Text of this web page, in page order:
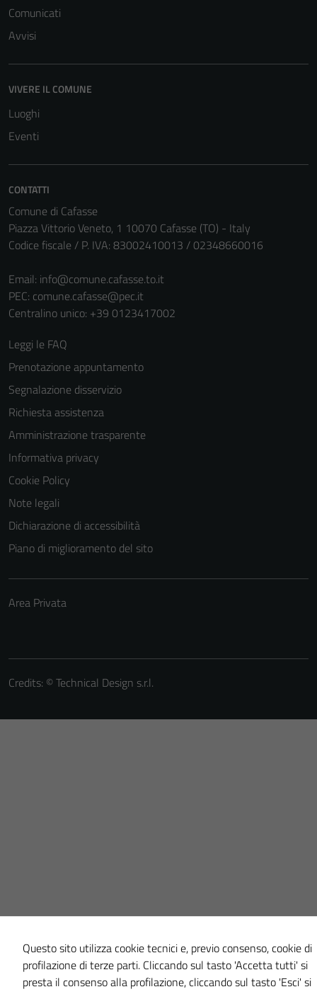
Comunicati
Avvisi
VIVERE IL COMUNE
Luoghi
Eventi
CONTATTI
Comune di Cafasse
Piazza Vittorio Veneto, 1 10070 Cafasse (TO) - Italy
Codice fiscale / P. IVA: 83002410013 / 02348660016
Email: info@comune.cafasse.to.it
PEC: comune.cafasse@pec.it
Centralino unico: +39 0123417002
Leggi le FAQ
Prenotazione appuntamento
Segnalazione disservizio
Richiesta assistenza
Amministrazione trasparente
Informativa privacy
Cookie Policy
Note legali
Dichiarazione di accessibilità
Piano di miglioramento del sito
Area Privata
Credits: ©Technical Design s.r.l.
Questo sito utilizza cookie tecnici e, previo consenso, cookie di
profilazione di terze parti. Cliccando sul tasto 'Accetta tutti' si
presta il consenso alla profilazione, cliccando sul tasto 'Esci' si